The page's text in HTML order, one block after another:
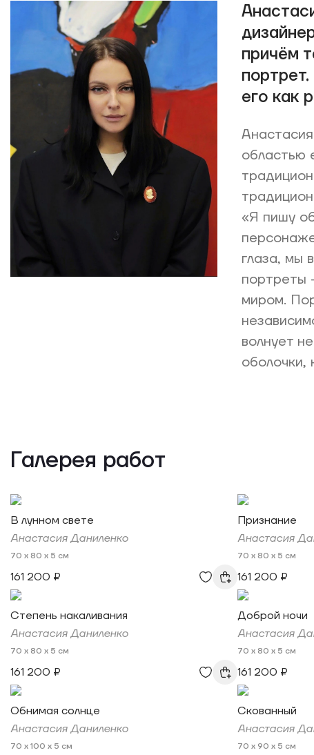
причём
его как
областью
«Я пишу
глаза, мы
портреты
миром.
волнует
оболочки,
Галерея работ
В лунном свете
Анастасия Даниленко
70 x 80 x 5 см
161 200 ₽
Степень накаливания
Анастасия Даниленко
70 x 80 x 5 см
161 200 ₽
Обнимая солнце
Анастасия Даниленко
70 x 100 x 5 см
Признание
Анастасия
70 x 80 x 5 см
161 200 ₽
Доброй ночи
Анастасия
70 x 80 x 5 см
161 200 ₽
Скованный
Анастасия
70 x 90 x 5 см